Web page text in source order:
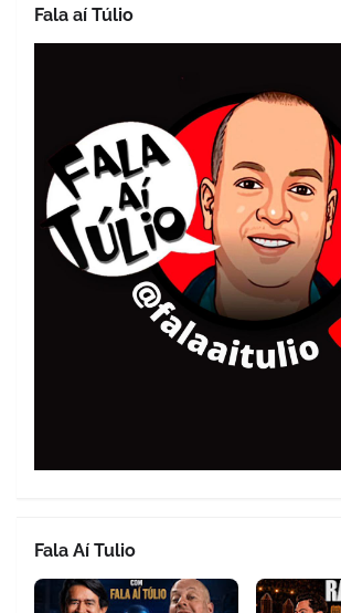
Fala aí Túlio
Fala Aí Tulio